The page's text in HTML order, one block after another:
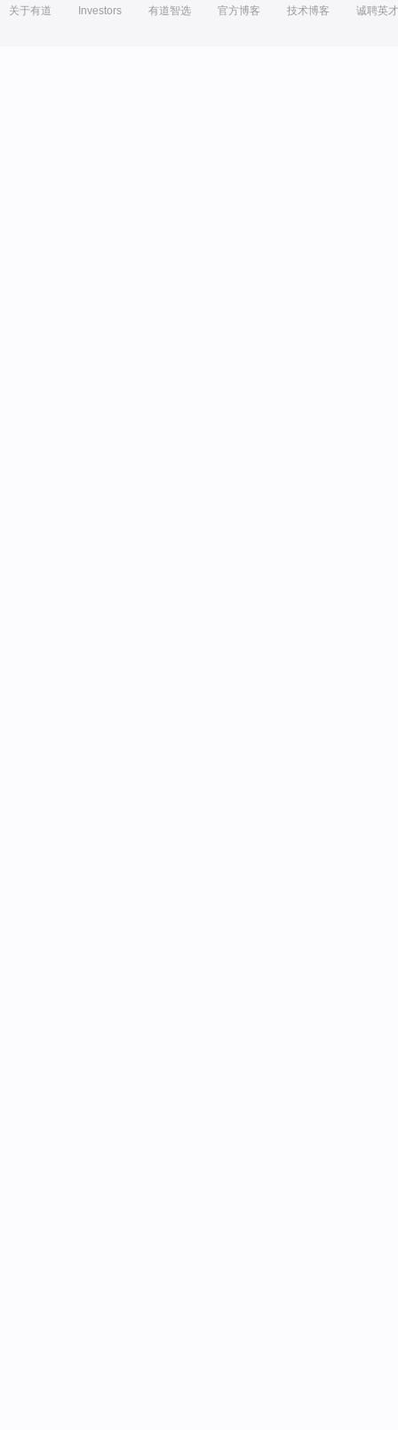
关于有道 Investors 有道智选 官方博客 技术博客 诚聘英才